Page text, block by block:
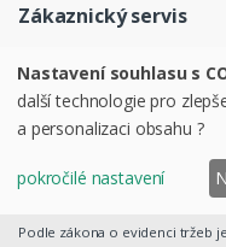
Zákaznický servis
Ochrana osobních údajů
Obchodní podmínky
Podle zákona o evidenci tržeb
Nastavení souhlasu s
další technologie pro
a personalizaci obsahu ?
pokročilé nastavení